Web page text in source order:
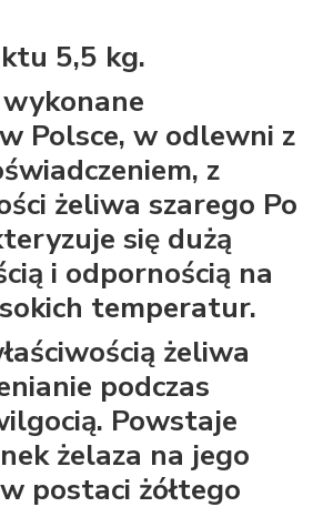
5,5 kg.
Polsce, w odlewni z
z
żeliwa szarego Po
się dużą
i odpornością na
temperatur.
żeliwa
podczas
Powstaje
żelaza na jego
postaci żółtego